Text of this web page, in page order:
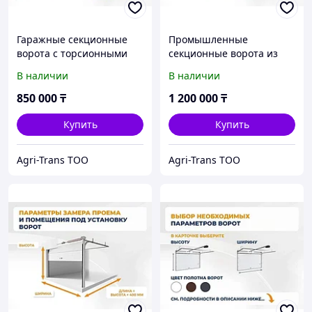
Гаражные секционные
ворота с торсионными
SECTIONAL-800PRO
3000х2500
В наличии
850 000₸
Купить
Agri-Trans ТОО
Промышленные
секционные ворота из
3000х2500 с приводом
SHAFT-50KIT
В наличии
1 200 000₸
Купить
Agri-Trans ТОО